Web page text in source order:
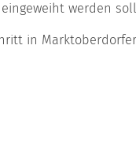
werden
in